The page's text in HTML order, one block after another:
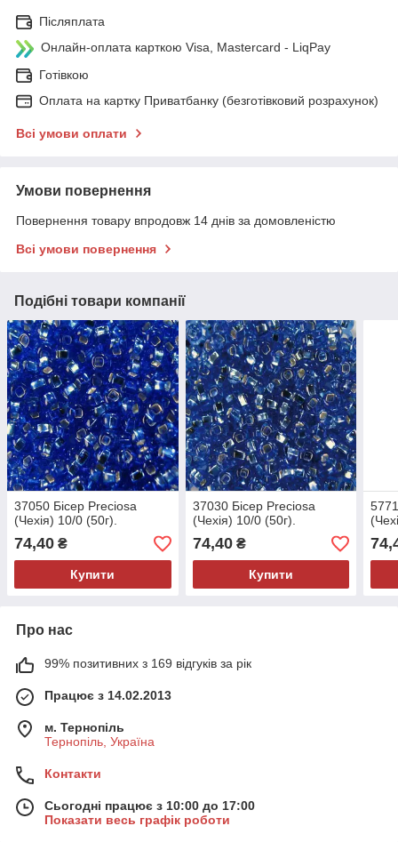
Післяплата
Онлайн-оплата карткою Visa, Mastercard - LiqPay
Готівкою
Оплата на картку Приватбанку (безготівковий розрахунок)
Всі умови оплати
Умови повернення
Повернення товару впродовж 14 днів за домовленістю
Всі умови повернення
Подібні товари компанії
37050 Бісер Preciosa
(Чехія) 10/0 (50г).
74,40 ₴
Купити
37030 Бісер Preciosa
(Чехія) 10/0 (50г).
74,40₴
Купити
Про нас
99% позитивних з 169 відгуків за рік
Працює з 14.02.2013
м. Тернопіль
Тернопіль, Україна
Контакти
Сьогодні працює з 10:00 до 17:00
Показати весь графік роботи